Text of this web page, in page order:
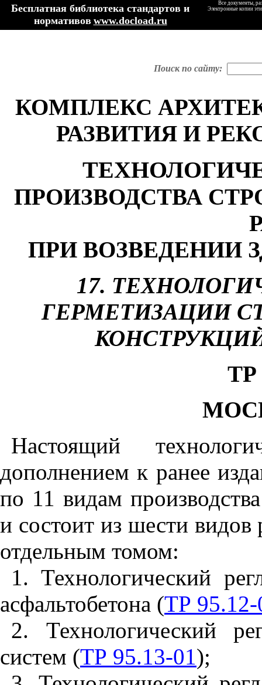
Бесплатная библиотека стандартов и
нормативов www.docload.ru
Все документы,
Электронные копии
Поиск по сайту:
КОМПЛЕКС
РАЗВИТИЯ И
ПРОИЗВОДСТВА
ПРИ ВОЗВЕДЕНИИ
17.
ГЕРМЕТИЗАЦИИ
ТР
Настоящий
дополнением к ранее
по 11 видам
и состоит из шести
отдельным томом:
1. Технологический
асфальтобетона (ТР 95.12-
2. Технологический
систем (ТР 95.13-01);